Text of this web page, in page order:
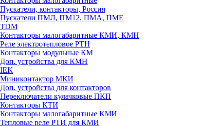
Пускатели, контакторы, Россия
Пускатели ПМЛ, ПМ12, ПМА, ПМЕ
TDM
Контакторы малогабаритные КМИ, КМН
Реле электротепловое РТН
Контакторы модульные КМ
Доп. устройства для КМН
IEK
Миниконтактор МКИ
Доп. устройства для контакторов
Переключатели кулачковые ПКП
Контакторы КТИ
Контакторы малогабаритные КМИ
Тепловые реле РTИ для КМИ